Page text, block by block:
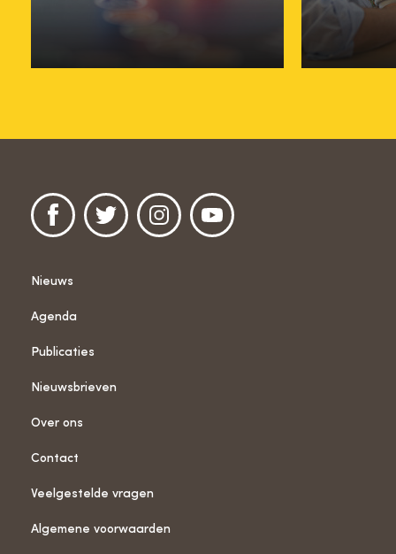
15
Nieuws
Agenda
Publicaties
Nieuwsbrieven
Over ons
Contact
Veelgestelde vragen
Algemene voorwaarden